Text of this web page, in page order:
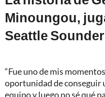
Minoungou,
Seattle
“Fue uno de mis
oportunidad de conseguir
equipo y luego no sé qué